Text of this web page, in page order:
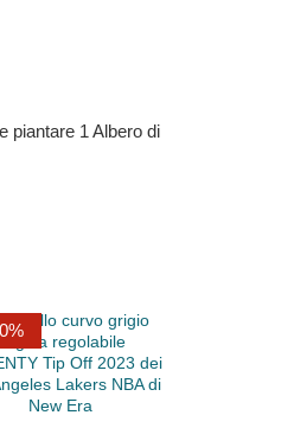
piantare 1 Albero di